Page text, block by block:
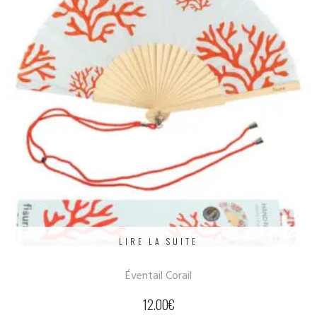
LIRE LA SUITE
Éventail Corail
12.00€